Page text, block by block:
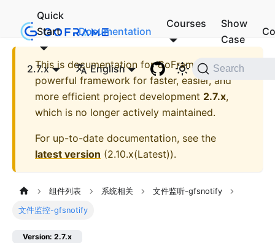
Quick
Start
Documentation
Courses
Show
Case
2.7.x English Search
This is documentation forGoFrame - A
powerful framework for faster, easier, and
more efficient project development 2.7.x,
which is no longer actively maintained.
For up-to-date documentation, see the
latest version (2.10.x(Latest)).
组件列表 系统相关 文件监听-gfsnotify
文件监控-gfsnotify
Version: 2.7.x